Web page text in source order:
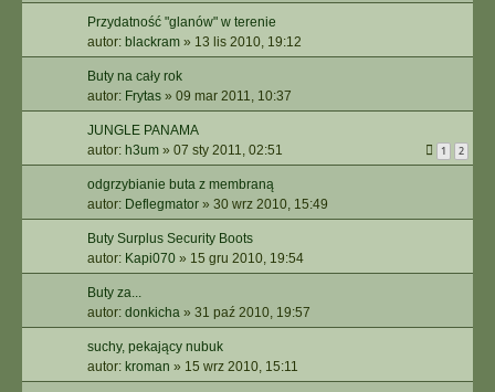
Przydatność "glanów" w terenie
autor: blackram » 13 lis 2010, 19:12
Buty na cały rok
autor: Frytas » 09 mar 2011, 10:37
JUNGLE PANAMA
autor: h3um » 07 sty 2011, 02:51 1 2
odgrzybianie buta z membraną
autor: Deflegmator » 30 wrz 2010, 15:49
Buty Surplus Security Boots
autor: Kapi070 » 15 gru 2010, 19:54
Buty za...
autor: donkicha » 31 paź 2010, 19:57
suchy, pekający nubuk
autor: kroman » 15 wrz 2010, 15:11